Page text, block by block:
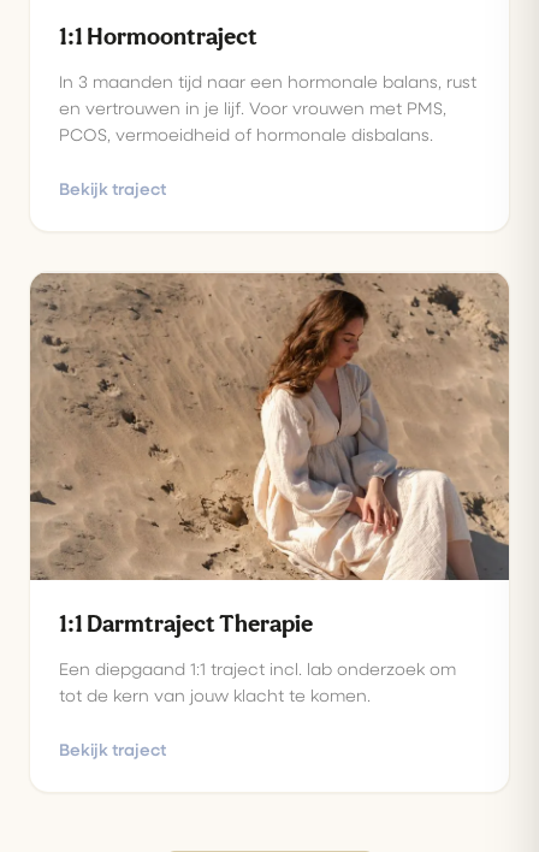
1:1 Hormoontraject
In 3 maanden tijd naar een hormonale balans, rust
en vertrouwen in je lijf. Voor vrouwen met PMS,
PCOS, vermoeidheid of hormonale disbalans.
Bekijk traject
1:1 Darmtraject Therapie
Een diepgaand 1:1 traject incl. lab onderzoek om
tot de kern van jouw klacht te komen.
Bekijk traject